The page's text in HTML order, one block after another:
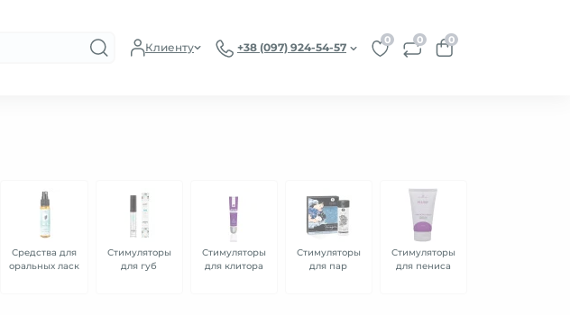
Клиенту +38 (097) 924-54-57
0 0 0
Средства для
оральных ласк
Стимуляторы
для губ
Стимуляторы
для клитора
Стимуляторы
для пар
Стимуляторы
для пениса